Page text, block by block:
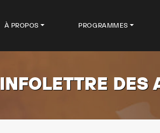
À PROPOS PROGRAMMES
INFOLETTRE